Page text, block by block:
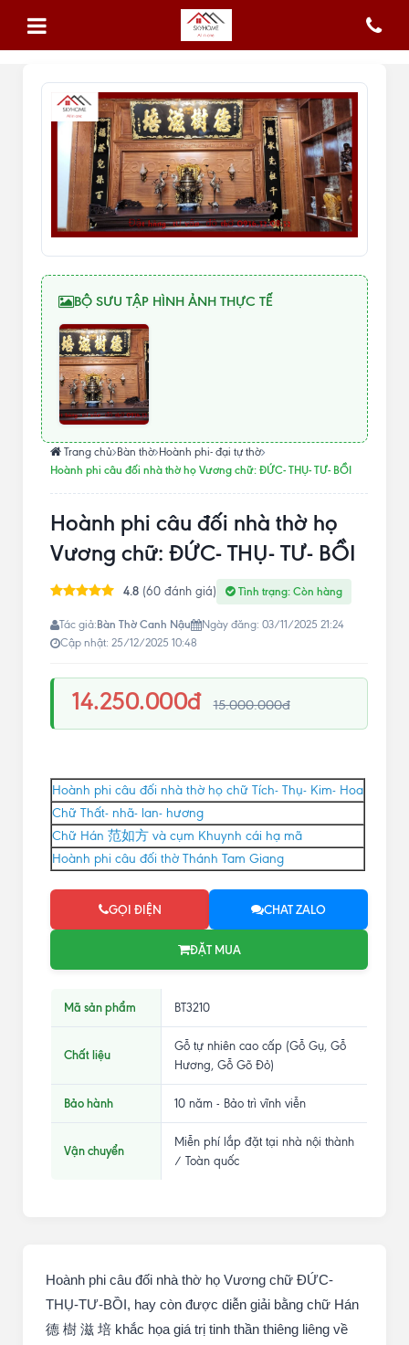
BỘ SƯU TẬP HÌNH ẢNH THỰC TẾ
Trang chủ Bàn thờ Hoành phi- đại tự thờ
Hoành phi câu đối nhà thờ họ Vương chữ: ĐỨC- THỤ- TƯ- BỒI
Hoành phi câu đối nhà thờ họ
Vương chữ: ĐỨC- THỤ- TƯ- BỒI
4.8 (60 đánh giá) Tình trạng: Còn hàng
Tác giả:Bàn Thờ Canh Nậu
Ngày đăng: 03/11/2025 21:24
Cập nhật: 25/12/2025 10:48
14.250.000đ 15.000.000đ
Hoành phi câu đối nhà thờ họ chữ Tích- Thụ- Kim- Hoa
Chữ Thất- nhã- lan- hương
Chữ Hán 范如方 và cụm Khuynh cái hạ mã
Hoành phi câu đối thờ Thánh Tam Giang
GỌI ĐIỆN CHAT ZALO
ĐẶT MUA
Mã sản phẩm BT3210
Chất liệu
Gỗ tự nhiên cao cấp (Gỗ Gụ, Gỗ
Hương, Gỗ Gõ Đỏ)
Bảo hành 10 năm - Bảo trì vĩnh viễn
Vận chuyển
Miễn phí lắp đặt tại nhà nội thành
/ Toàn quốc
Hoành phi câu đối nhà thờ họ Vương chữ ĐỨC-
THỤ-TƯ-BỒI, hay còn được diễn giải bằng chữ Hán
德 樹 滋 培 khắc họa giá trị tinh thần thiêng liêng về